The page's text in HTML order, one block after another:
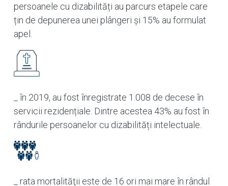
persoanele cu dizabilități au parcurs etapele care
țin de depunerea unei plângeri și 15% au formulat
apel.
_ în 2019, au fost înregistrate 1.008 de decese în
servicii rezidențiale. Dintre acestea 43% au fost în
rândurile persoanelor cu dizabilități intelectuale.
_ rata mortalităţii este de 16 ori mai mare în rândul